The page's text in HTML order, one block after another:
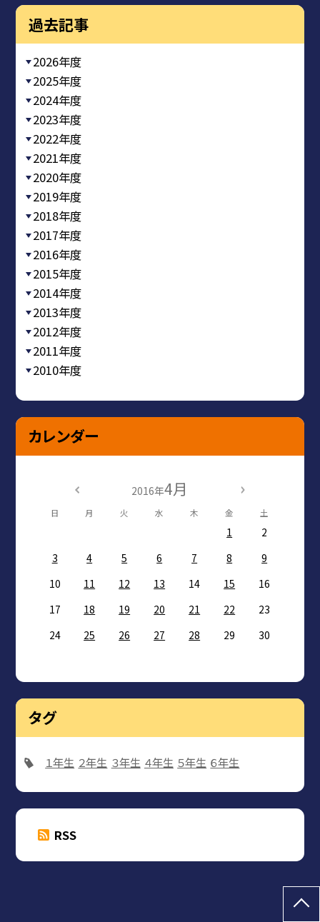
過去記事
2026年度
2025年度
2024年度
2023年度
2022年度
2021年度
2020年度
2019年度
2018年度
2017年度
2016年度
2015年度
2014年度
2013年度
2012年度
2011年度
2010年度
カレンダー
2016年4月
日 月 火 水 木 金 土
1
2
3
4 5 6 7 8
9
10
11 12 13 14 15
16
17
18 19 20 21 22
23
24
25 26 27 28 29 30
タグ
１年生 ２年生 ３年生 ４年生 ５年生 ６年生
RSS